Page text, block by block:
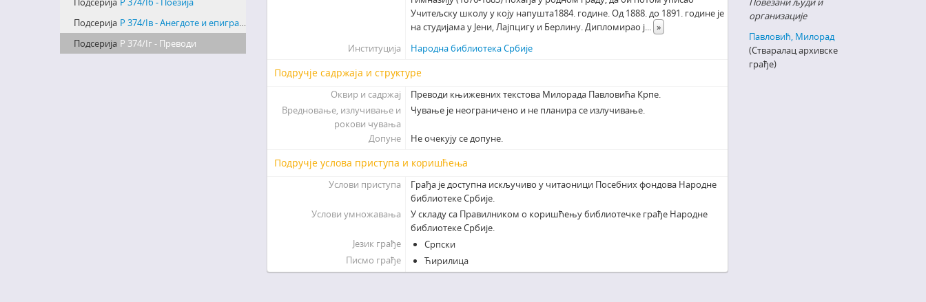
Подсерија Р 374/Iв - Анегдоте и епиграми
Подсерија Р 374/Iг - Преводи
Учитељску школу у коју напушта1884. године. Од 1888. до 1891. године је
на студијама у Јени, Лајпцигу и Берлину. Дипломирао ј... »
Институција
Народна библиотека Србије
Подручје садржаја и структуре
Оквир и садржај
Преводи књижевних текстова Милорада Павловића Крпе.
Вредновање, излучивање и
рокови чувања
Чување је неограничено и не планира се излучивање.
Допуне Не очекују се допуне.
Подручје услова приступа и коришћења
Услови приступа
Грађа је доступна искључиво у читаоници Посебних фондова Народне
библиотеке Србије.
Услови умножавања
У складу са Правилником о коришћењу библиотечке грађе Народне
библиотеке Србије.
Језик грађе
Српски
Писмо грађе
Ћирилица
организације
Павловић, Милорад
(Стваралац архивске
грађе)